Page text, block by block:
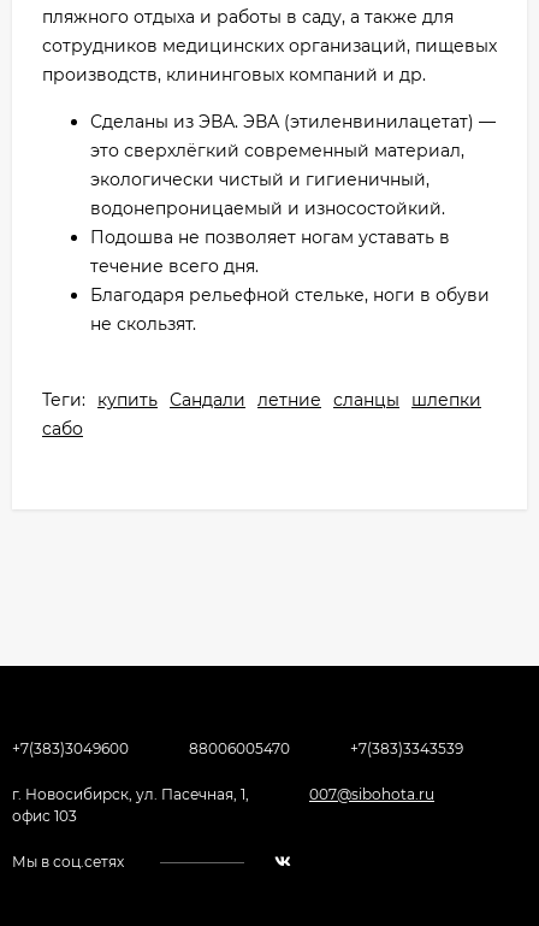
пляжного отдыха и работы в саду, а также для
сотрудников медицинских организаций, пищевых
производств, клининговых компаний и др.
Сделаны из ЭВА. ЭВА (этиленвинилацетат) —
это сверхлёгкий современный материал,
экологически чистый и гигиеничный,
водонепроницаемый и износостойкий.
Подошва не позволяет ногам уставать в
течение всего дня.
Благодаря рельефной стельке, ноги в обуви
не скользят.
Теги: купить Сандали летние сланцы
шлепки
сабо
+7(383)3049600 88006005470 +7(383)3343539
г. Новосибирск, ул. Пасечная, 1,
офис 103
007@sibohota.ru
Мы в соц.сетях